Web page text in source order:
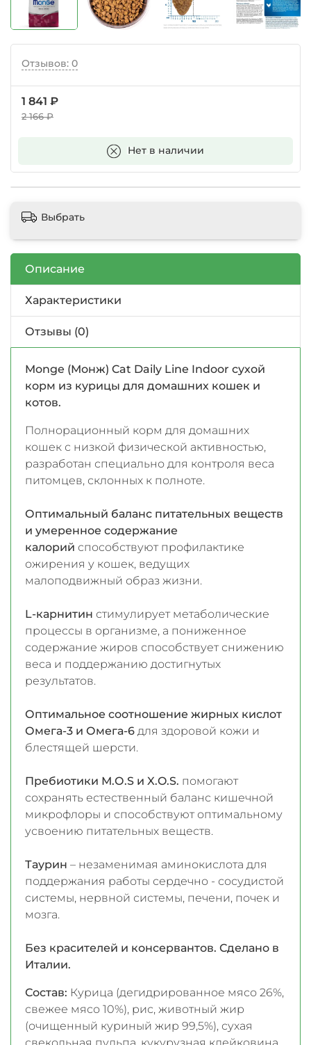
Отзывов: 0
1 841 ₽
2 166 ₽
Нет в наличии
В корзину
Выбрать
Описание
Характеристики
Отзывы (0)
Monge (Монж) Cat Daily Line Indoor сухой
корм из курицы для домашних кошек и
котов.
Полнорационный корм для домашних
кошек с низкой физической активностью,
разработан специально для контроля веса
питомцев, склонных к полноте.
Оптимальный баланс питательных веществ
и умеренное содержание
калорий способствуют профилактике
ожирения у кошек, ведущих
малоподвижный образ жизни.
L-карнитин стимулирует метаболические
процессы в организме, а пониженное
содержание жиров способствует снижению
веса и поддержанию достигнутых
результатов.
Оптимальное соотношение жирных кислот
Омега-3 и Омега-6 для здоровой кожи и
блестящей шерсти.
Пребиотики М.О.S и X.O.S. помогают
сохранять естественный баланс кишечной
микрофлоры и способствуют оптимальному
усвоению питательных веществ.
Таурин – незаменимая аминокислота для
поддержания работы сердечно - сосудистой
системы, нервной системы, печени, почек и
мозга.
Без красителей и консервантов. Сделано в
Италии.
Состав: Курица (дегидрированное мясо 26%,
свежее мясо 10%), рис, животный жир
(очищенный куриный жир 99,5%), сухая
свекольная пульпа, кукурузная клейковина,